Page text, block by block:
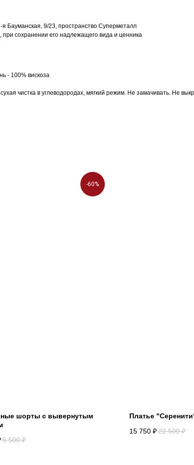
Бауманская, 9/23, пространство Суперметалл
сохранении его надлежащего вида и ценника
- 100% вискоза
чистка в углеводородах, мягкий режим. Не замачивать. Не
-60%
шорты с вывернутым
6 500 ₽
Платье
15 750 ₽22 500 ₽